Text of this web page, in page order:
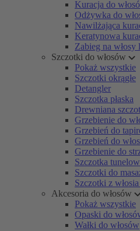
Kuracja do
Odżywka do
Nawilżająca
Keratynowa
Zabieg na włosy
Szczotki do włosów
Pokaż wszystkie
Szczotki okrągłe
Detangler
Szczotka płaska
Drewniana
Grzebienie do
Grzebień do
Grzebień do
Grzebienie do
Szczotka
Szczotki do
Szczotki z
Akcesoria do włosów
Pokaż wszystkie
Opaski do
Wałki do włosów